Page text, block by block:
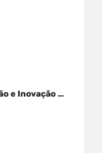
Liga Acadêmica de Gestão e Inovação Médica - LAGIM